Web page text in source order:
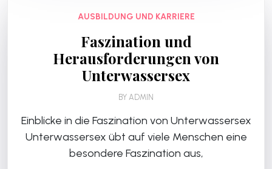
AUSBILDUNG UND KARRIERE
Faszination und
Herausforderungen von
Unterwassersex
BY ADMIN
Einblicke in die Faszination von Unterwassersex
Unterwassersex übt auf viele Menschen eine
besondere Faszination aus,